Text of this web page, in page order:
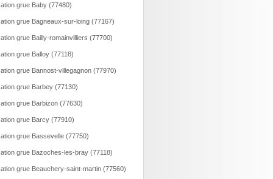
grue Baby (77480)
grue Bagneaux-sur-loing (77167)
grue Bailly-romainvilliers (77700)
grue Balloy (77118)
grue Bannost-villegagnon (77970)
grue Barbey (77130)
grue Barbizon (77630)
grue Barcy (77910)
grue Bassevelle (77750)
grue Bazoches-les-bray (77118)
grue Beauchery-saint-martin (77560)